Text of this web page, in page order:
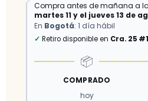
Compra antes de mañana a
martes 11 y el jueves 13 de
En Bogotá: 1 día hábil
✓ Retiro disponible en Cra. 25
📦
COMPRADO
hoy